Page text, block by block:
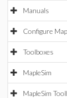
Manuals
Configure
Toolboxes
MapleSim
MapleSim